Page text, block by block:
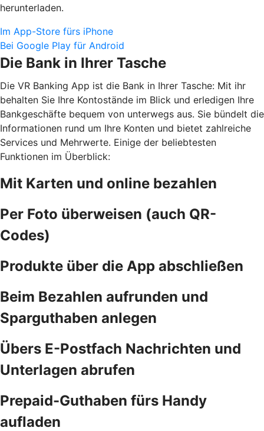
herunterladen.
Im App-Store fürs iPhone
Bei Google Play für Android
Die Bank in Ihrer Tasche
Die VR Banking App ist die Bank in Ihrer Tasche: Mit ihr
behalten Sie Ihre Kontostände im Blick und erledigen Ihre
Bankgeschäfte bequem von unterwegs aus. Sie bündelt die
Informationen rund um Ihre Konten und bietet zahlreiche
Services und Mehrwerte. Einige der beliebtesten
Funktionen im Überblick:
Mit Karten und online bezahlen
Per Foto überweisen (auch QR-
Codes)
Produkte über die App abschließen
Beim Bezahlen aufrunden und
Sparguthaben anlegen
Übers E-Postfach Nachrichten und
Unterlagen abrufen
Prepaid-Guthaben fürs Handy
aufladen